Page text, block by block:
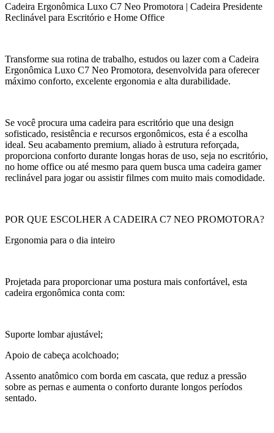
Cadeira Ergonômica Luxo C7 Neo Promotora | Cadeira Presidente
Reclinável para Escritório e Home Office
Transforme sua rotina de trabalho, estudos ou lazer com a Cadeira
Ergonômica Luxo C7 Neo Promotora, desenvolvida para oferecer
máximo conforto, excelente ergonomia e alta durabilidade.
Se você procura uma cadeira para escritório que una design
sofisticado, resistência e recursos ergonômicos, esta é a escolha
ideal. Seu acabamento premium, aliado à estrutura reforçada,
proporciona conforto durante longas horas de uso, seja no escritório,
no home office ou até mesmo para quem busca uma cadeira gamer
reclinável para jogar ou assistir filmes com muito mais comodidade.
POR QUE ESCOLHER A CADEIRA C7 NEO PROMOTORA?
Ergonomia para o dia inteiro
Projetada para proporcionar uma postura mais confortável, esta
cadeira ergonômica conta com:
Suporte lombar ajustável;
Apoio de cabeça acolchoado;
Assento anatômico com borda em cascata, que reduz a pressão
sobre as pernas e aumenta o conforto durante longos períodos
sentado.